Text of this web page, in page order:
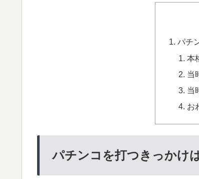
パチ
本
当
当
お
パチンコを打つきっかけ